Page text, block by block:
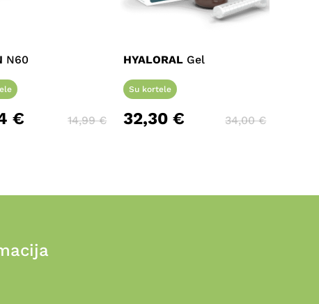
N60
€ 14,99€
HYALORAL Gel
Su kortele
32,30€ 34,00€